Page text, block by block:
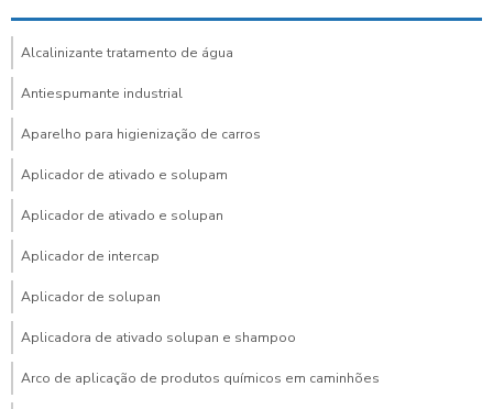
Alcalinizante tratamento de água
Antiespumante industrial
Aparelho para higienização de carros
Aplicador de ativado e solupam
Aplicador de ativado e solupan
Aplicador de intercap
Aplicador de solupan
Aplicadora de ativado solupan e shampoo
Arco de aplicação de produtos químicos em caminhões